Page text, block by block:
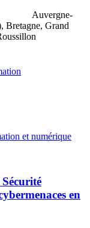
Auvergne-
Bretagne, Grand
et numérique
en